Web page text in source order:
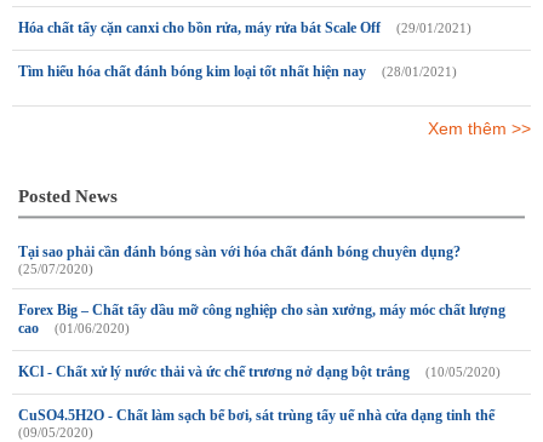
Hóa chất tẩy cặn canxi cho bồn rửa, máy rửa bát Scale Off (29/01/2021)
Tìm hiểu hóa chất đánh bóng kim loại tốt nhất hiện nay (28/01/2021)
Xem thêm >>
Posted News
Tại sao phải cần đánh bóng sàn với hóa chất đánh bóng chuyên dụng?
(25/07/2020)
Forex Big – Chất tẩy dầu mỡ công nghiệp cho sàn xưởng, máy móc chất lượng
cao
(01/06/2020)
KCl - Chất xử lý nước thải và ức chế trương nở dạng bột trắng (10/05/2020)
CuSO4.5H2O - Chất làm sạch bể bơi, sát trùng tẩy uế nhà cửa dạng tinh thể
(09/05/2020)